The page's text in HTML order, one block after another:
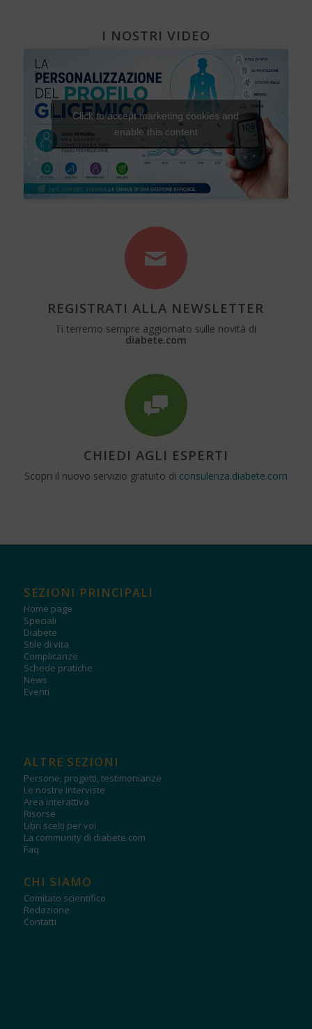
I NOSTRI VIDEO
Click to accept marketing cookies and
enable this content
REGISTRATI ALLA NEWSLETTER
Ti terremo sempre aggiornato sulle novità di
diabete.com
CHIEDI AGLI ESPERTI
Scopri il nuovo servizio gratuito di consulenza.diabete.com
SEZIONI PRINCIPALI
Home page
Speciali
Diabete
Stile di vita
Complicanze
Schede pratiche
News
Eventi
ALTRE SEZIONI
Persone, progetti, testimonianze
Le nostre interviste
Area interattiva
Risorse
Libri scelti per voi
La community di diabete.com
Faq
CHI SIAMO
Comitato scientifico
Redazione
Contatti